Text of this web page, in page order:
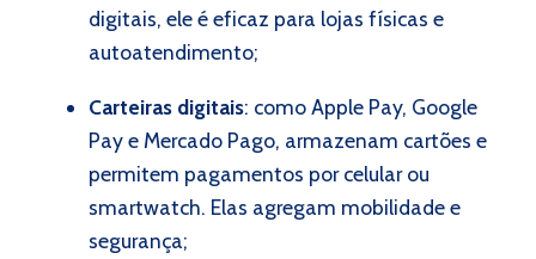
digitais, ele é eficaz para lojas físicas e
autoatendimento;
Carteiras digitais: como Apple Pay, Google
Pay e Mercado Pago, armazenam cartões e
permitem pagamentos por celular ou
smartwatch. Elas agregam mobilidade e
segurança;